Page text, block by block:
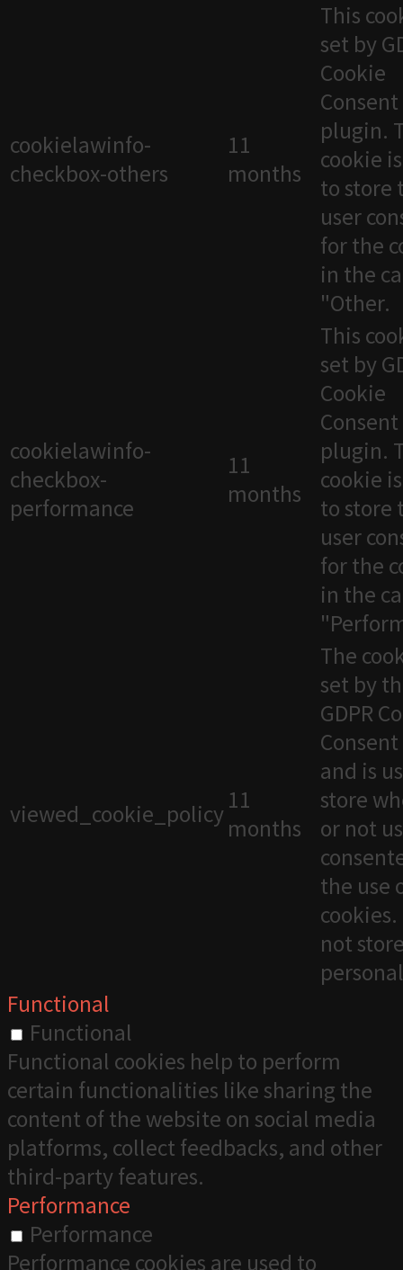
cookielawinfo-
checkbox-others
11
months
This
set by
Cookie
Consent
plugin.
cookie
to store
user
for the
in the
"Other.
cookielawinfo-
checkbox-
performance
11
months
This
set by
Cookie
Consent
plugin.
cookie
to store
user
for the
in the
viewed_cookie_policy 11
months
The
set by
GDPR
and is
store
or not
the use
not
Functional
Functional
Functional cookies help to perform
certain functionalities like sharing the
content of the website on social media
platforms, collect feedbacks, and other
third-party features.
Performance
Performance
Performance cookies are used to